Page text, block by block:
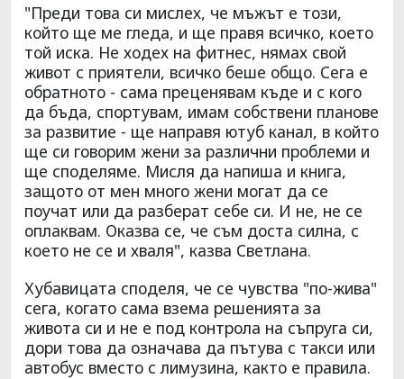
"Преди това си мислех, че мъжът е този,
който ще ме гледа, и ще правя всичко, което
той иска. Не ходех на фитнес, нямах свой
живот с приятели, всичко беше общо. Сега е
обратното - сама преценявам къде и с кого
да бъда, спортувам, имам собствени планове
за развитие - ще направя ютуб канал, в който
ще си говорим жени за различни проблеми и
ще споделяме. Мисля да напиша и книга,
защото от мен много жени могат да се
поучат или да разберат себе си. И не, не се
оплаквам. Оказва се, че съм доста силна, с
което не се и хваля", казва Светлана.
Хубавицата споделя, че се чувства "по-жива"
сега, когато сама взема решенията за
живота си и не е под контрола на съпруга си,
дори това да означава да пътува с такси или
автобус вместо с лимузина, както е правила.